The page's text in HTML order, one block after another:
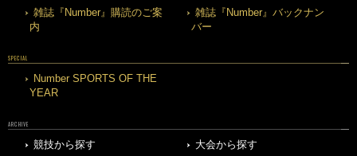
雑誌『Number』購読のご案
内
雑誌『Number』バックナン
バー
SPECIAL
Number SPORTS OF THE
YEAR
ARCHIVE
競技から探す
大会から探す